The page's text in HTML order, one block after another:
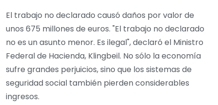
El trabajo no declarado causó daños por valor de
unos 675 millones de euros. "El trabajo no declarado
no es un asunto menor. Es ilegal", declaró el Ministro
Federal de Hacienda, Klingbeil. No sólo la economía
sufre grandes perjuicios, sino que los sistemas de
seguridad social también pierden considerables
ingresos.